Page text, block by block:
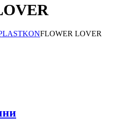
FLOWER LOVER